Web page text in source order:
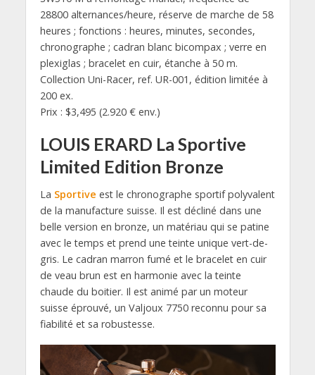
28800 alternances/heure, réserve de marche de 58
heures ; fonctions : heures, minutes, secondes,
chronographe ; cadran blanc bicompax ; verre en
plexiglas ; bracelet en cuir, étanche à 50 m.
Collection Uni-Racer, ref. UR-001, édition limitée à
200 ex.
Prix : $3,495 (2.920 € env.)
LOUIS ERARD La Sportive
Limited Edition Bronze
La Sportive est le chronographe sportif polyvalent
de la manufacture suisse. Il est décliné dans une
belle version en bronze, un matériau qui se patine
avec le temps et prend une teinte unique vert-de-
gris. Le cadran marron fumé et le bracelet en cuir
de veau brun est en harmonie avec la teinte
chaude du boitier. Il est animé par un moteur
suisse éprouvé, un Valjoux 7750 reconnu pour sa
fiabilité et sa robustesse.